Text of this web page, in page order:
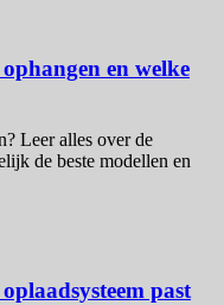
en welke
Leer alles over de
de beste modellen en
past